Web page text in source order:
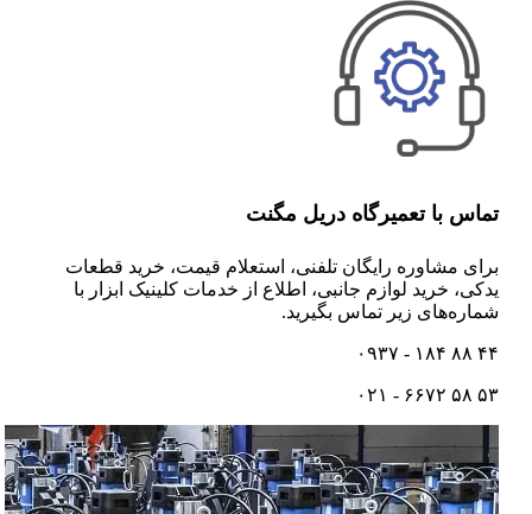
تماس با تعمیرگاه دریل مگنت
برای مشاوره رایگان تلفنی،‌ استعلام قیمت،‌ خرید قطعات
یدکی، خرید لوازم جانبی، اطلاع از خدمات کلینیک ابزار با
شماره‌های زیر تماس بگیرید.
۴۴ ۸۸ ۱۸۴ - ۰۹۳۷
۵۳ ۵۸ ۶۶۷۲ - ۰۲۱